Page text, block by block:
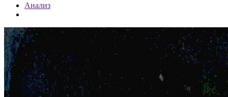
Анализ